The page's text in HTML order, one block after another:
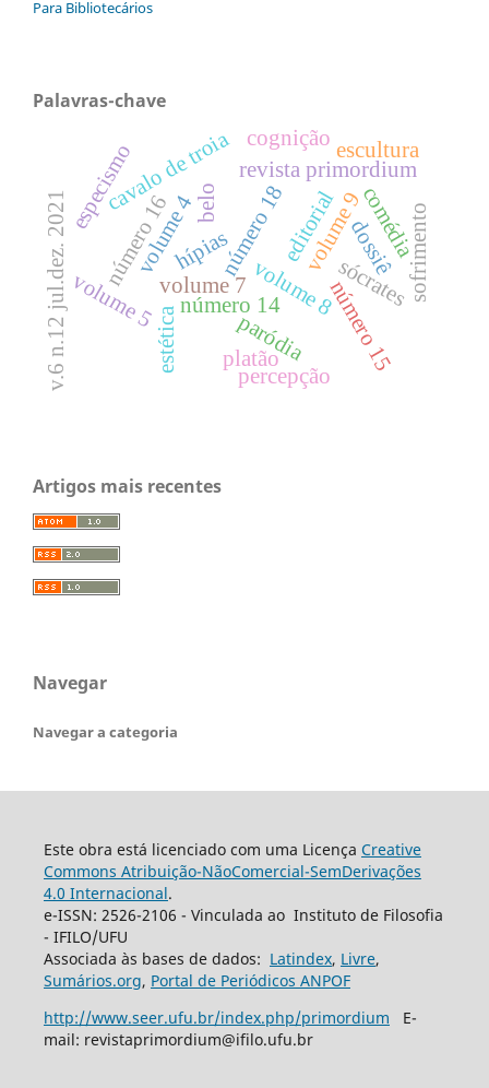
Para Bibliotecários
Palavras-chave
editorial
volume 7
número 14
revista primordium
volume 9
número 18
volume 8
número 16
número 15
volume 5
v.6 n.12 jul.dez. 2021
cavalo de troia
comédia
paródia
volume 4
platão
sócrates
hípias
belo
especismo
sofrimento
dossiê
estética
cognição escultura
percepção
Artigos mais recentes
Navegar
Navegar a categoria
Este obra está licenciado com uma Licença Creative
Commons Atribuição-NãoComercial-SemDerivações
4.0 Internacional.
e-ISSN: 2526-2106 - Vinculada ao Instituto de Filosofia
- IFILO/UFU
Associada às bases de dados: Latindex, Livre,
Sumários.org, Portal de Periódicos ANPOF
http://www.seer.ufu.br/index.php/primordium E-
mail: revistaprimordium@ifilo.ufu.br